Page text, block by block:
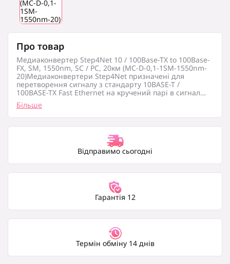
Про товар
Медиаконвертер Step4Net 10 / 100Base-TX to 100Base-
FX, SM, 1550nm, SC / PC, 20км (MC-D-0,1-1SM-1550nm-
20)Медиаконвертери Step4Net призначені для
перетворення сигналу з стандарту 10BASE-T /
100BASE-TX Fast Ethernet на кручений парі в сигнал
стандарту 100BASE-FX Fast Ethernet по одномодовому
оптоволокну.Підтримуючи технологію WDM,
медиаконвертери Step4Net дозволяють одночасно
передавати і отримувати сигнали на довжинах хвиль
1310 нм і 1550 нм по одному оптичному волокну...
Більше
Відправимо сьогодні
Гарантія 12
Термін обміну 14 днів